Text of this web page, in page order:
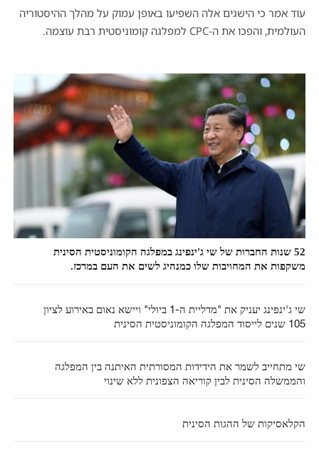
עוד אמר כי הישגים אלה השפיעו באופן עמוק על מהלך ההיסטוריה
העולמית, והפכו את ה-CPC למפלגה קומוניסטית רבת עוצמה.
52 שנות החברות של שי ג'ינפינג במפלגה הקומוניסטית הסינית
משקפות את המחויבות שלו כמנהיג לשים את העם במרכז.
שי ג'ינפינג יעניק את "מדליית ה-1 ביולי" ויישא נאום באירוע לציון
105 שנים לייסוד המפלגה הקומוניסטית הסינית
שי מתחייב לשמר את הידידות המסורתית האיתנה בין המפלגה
והממשלה הסינית לבין קוריאה הצפונית ללא שינוי
הקלאסיקות של ההגות הסינית